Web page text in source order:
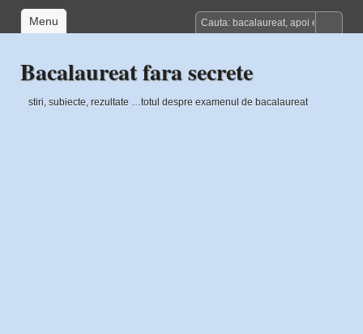
Menu
Bacalaureat fara secrete
stiri, subiecte, rezultate …totul despre examenul de bacalaureat